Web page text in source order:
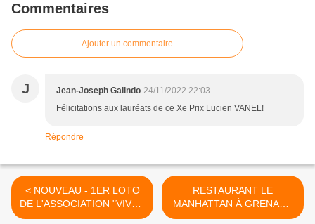
Commentaires
Ajouter un commentaire
J Jean-Joseph Galindo 24/11/2022 22:03
Félicitations aux lauréats de ce Xe Prix Lucien VANEL!
Répondre
< NOUVEAU - 1ER LOTO
DE L'ASSOCIATION "VIVRE
ET CONNAÎTRE
RESTAURANT LE
MANHATTAN À GRENADE
SUR GARONNE >